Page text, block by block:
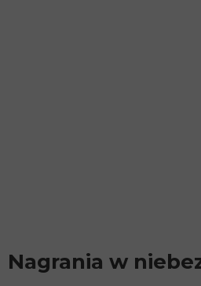
Nagrania w